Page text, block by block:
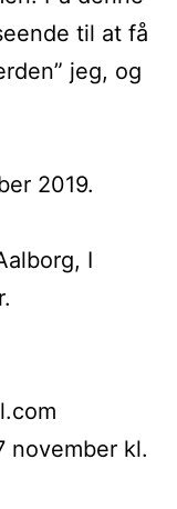
til at få
jeg, og
2019.
I
november kl.